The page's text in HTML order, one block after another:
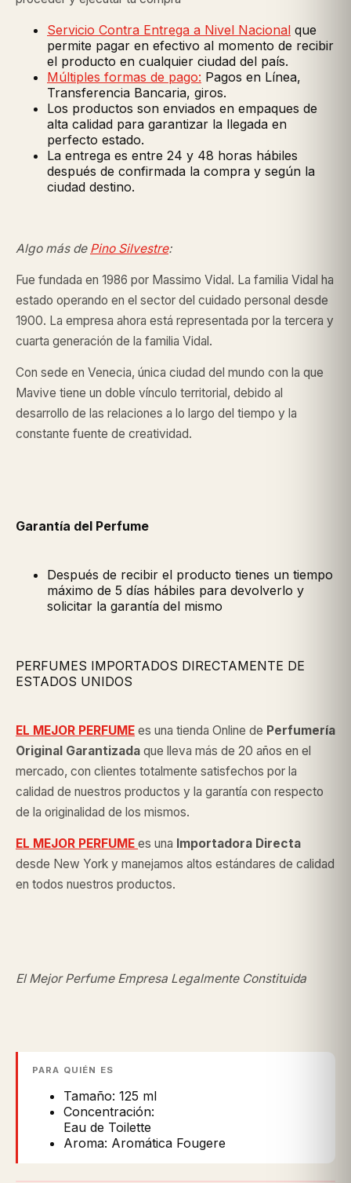
Servicio Contra Entrega a Nivel Nacional que
permite pagar en efectivo al momento de recibir
el producto en cualquier ciudad del país.
Múltiples formas de pago: Pagos en Línea,
Transferencia Bancaria, giros.
Los productos son enviados en empaques de
alta calidad para garantizar la llegada en
perfecto estado.
La entrega es entre 24 y 48 horas hábiles
después de confirmada la compra y según la
ciudad destino.
Algo más de Pino Silvestre:
Fue fundada en 1986 por Massimo Vidal. La familia Vidal ha
estado operando en el sector del cuidado personal desde
1900. La empresa ahora está representada por la tercera y
cuarta generación de la familia Vidal.
Con sede en Venecia, única ciudad del mundo con la que
Mavive tiene un doble vínculo territorial, debido al
desarrollo de las relaciones a lo largo del tiempo y la
constante fuente de creatividad.
Garantía del Perfume
Después de recibir el producto tienes un tiempo
máximo de 5 días hábiles para devolverlo y
solicitar la garantía del mismo
PERFUMES IMPORTADOS DIRECTAMENTE DE
ESTADOS UNIDOS
EL MEJOR PERFUME es una tienda Online de Perfumería
Original Garantizada que lleva más de 20 años en el
mercado, con clientes totalmente satisfechos por la
calidad de nuestros productos y la garantía con respecto
de la originalidad de los mismos.
EL MEJOR PERFUME es una Importadora Directa
desde New York y manejamos altos estándares de calidad
en todos nuestros productos.
El Mejor Perfume Empresa Legalmente Constituida
PARA QUIÉN ES
Tamaño: 125 ml
Concentración:
Eau de Toilette
Aroma: Aromática Fougere